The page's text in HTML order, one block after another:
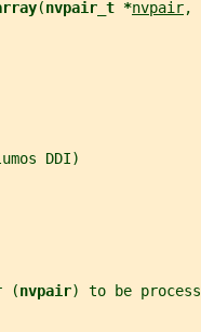
(nvpair_t *nvpair,
DDI)
(
nvpair) to be